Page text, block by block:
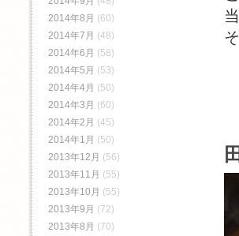
2014年8月 (60)
2014年7月 (48)
2014年6月 (58)
2014年5月 (53)
2014年4月 (50)
2014年3月 (60)
2014年2月 (45)
2014年1月 (50)
2013年12月 (56)
2013年11月 (55)
2013年10月 (55)
2013年9月 (72)
2013年8月 (70)